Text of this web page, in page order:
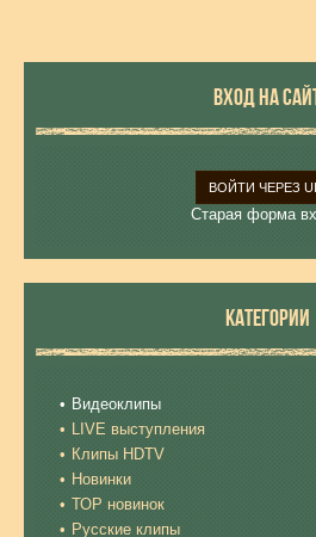
ВХОД НА
ВОЙТИ ЧЕРЕЗ
Старая форма
КАТЕГОРИИ
Видеоклипы
LIVE выступления
Клипы HDTV
Новинки
ТОР новинок
Русские клипы